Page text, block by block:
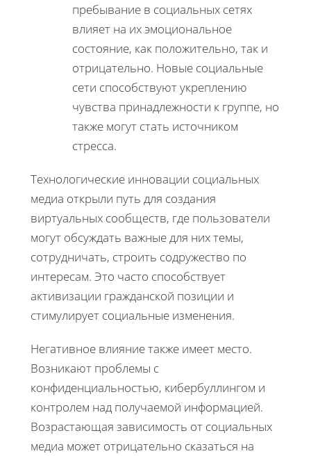
пребывание в социальных сетях
влияет на их эмоциональное
состояние, как положительно, так и
отрицательно. Новые социальные
сети способствуют укреплению
чувства принадлежности к группе, но
также могут стать источником
стресса.
Технологические инновации социальных
медиа открыли путь для создания
виртуальных сообществ, где пользователи
могут обсуждать важные для них темы,
сотрудничать, строить содружество по
интересам. Это часто способствует
активизации гражданской позиции и
стимулирует социальные изменения.
Негативное влияние также имеет место.
Возникают проблемы с
конфиденциальностью, кибербуллингом и
контролем над получаемой информацией.
Возрастающая зависимость от социальных
медиа может отрицательно сказаться на